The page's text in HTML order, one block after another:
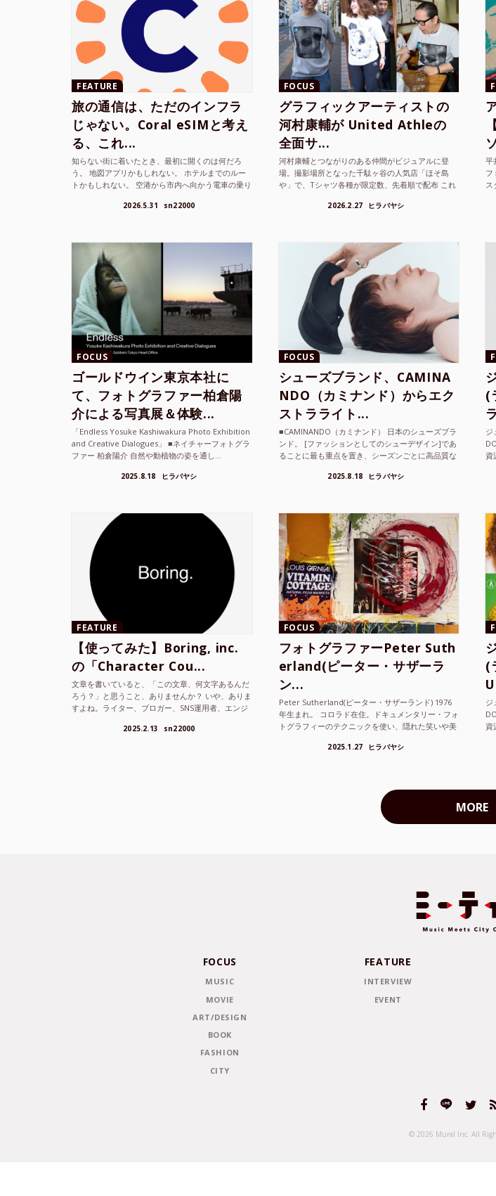
FEATURE
旅の通信は、ただのインフラ
じゃない。Coral eSIMと考え
る、これ...
知らない街に着いたとき、最初に開くのは何だろ
う。 地図アプリかもしれない。 ホテルまでのルー
トかもしれない。 空港から市内へ向かう電車の乗り
て、その街の空...2026.5.31 sn22000
FOCUS
グラフィックアーティストの
河村康輔が United Athleの
全面サ...
河村康輔とつながりのある仲間がビジュアルに登
場。撮影場所となった千駄ヶ谷の人気店「ほそ島
や」で、Tシャツ各種が限定数、先着順で配布 これ
2026.2.27 ヒラバヤシ
平
フ
ス
FOCUS
ゴールドウイン東京本社に
て、フォトグラファー柏倉陽
介による写真展＆体験...
「Endless Yosuke Kashiwakura Photo Exhibition
and Creative Dialogues」 ■ネイチャーフォトグラ
ファー 柏倉陽介 自然や動植物の姿を通し...
2025.8.18 ヒラバヤシ
FOCUS
シューズブランド、CAMINA
NDO（カミナンド）からエク
ストラライト...
■CAMINANDO（カミナンド） 日本のシューズブラ
ンド。 [ファッションとしてのシューデザイン]であ
ることに最も重点を置き、シーズンごとに高品質な
2025.8.18 ヒラバヤシ
(
ジ
資
FEATURE
【使ってみた】Boring, inc.
の「Character Cou...
文章を書いていると、「この文章、何文字あるんだ
ろう？」と思うこと、ありませんか？ いや、ありま
すよね。ライター、ブロガー、SNS運用者、エンジ
2025.2.13 sn22000
FOCUS
フォトグラファーPeter Suth
erland(ピーター・サザーラ
ン...
Peter Sutherland(ピーター・サザーランド) 1976
年生まれ。 コロラド在住。ドキュメンタリー・フォ
トグラフィーのテクニックを使い、隠れた笑いや美
2025.1.27 ヒラバヤシ
(
ジ
資
MORE
FOCUS
MUSIC
MOVIE
ART/DESIGN
BOOK
FASHION
CITY
FEATURE
INTERVIEW
EVENT
© 2026 Mural Inc. All